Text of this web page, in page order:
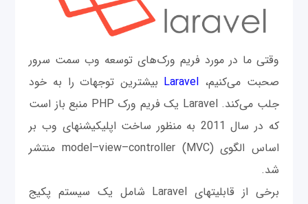
وقتی ما در مورد فریم ورک‌های توسعه وب سمت سرور
صحبت می‌کنیم، Laravel بیشترین توجهات را به خود
جلب می‌کند. Laravel یک فریم ورک PHP منبع باز است
که در سال 2011 به منظور ساخت اپلیکیشن‎های وب بر
اساس الگوی model–view–controller (MVC) منتشر
شد.
برخی از قابلیت‎های Laravel شامل یک سیستم پکیج